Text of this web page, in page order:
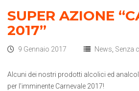
SUPER AZIONE
2017”
9 Gennaio 2017 News Senza
Alcuni dei nostri prodotti alcolici ed
per l’imminente Carnevale 2017!